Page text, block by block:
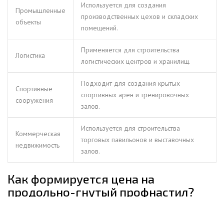
Промышленные
объекты
Используется для создания
производственных цехов и складских
помещений.
Логистика
Применяется для строительства
логистических центров и хранилищ.
Спортивные
сооружения
Подходит для создания крытых
спортивных арен и тренировочных
залов.
Коммерческая
недвижимость
Используется для строительства
торговых павильонов и выставочных
залов.
Как формируется цена на
продольно-гнутый профнастил?